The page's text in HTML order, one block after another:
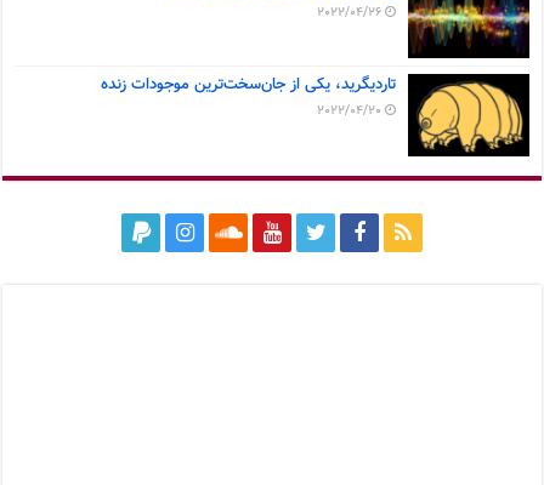
2022/04/26
تاردیگرید، یکی از جان‌سخت‌ترین موجودات زنده
2022/04/20